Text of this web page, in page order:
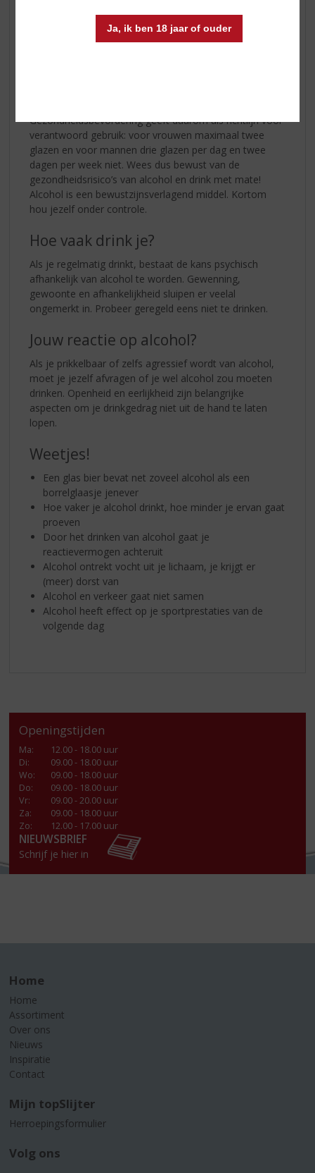
Ja, ik ben 18 jaar of ouder
Gezondheidsbevordering geeft daarom als richtlijn voor
verantwoord gebruik: voor vrouwen maximaal twee
glazen en voor mannen drie glazen per dag en twee
dagen per week niet. Wees dus bewust van de
gezondheidsrisico’s van alcohol en drink met mate!
Alcohol is een bewustzijnsverlagend middel. Kortom
hou jezelf onder controle.
Hoe vaak drink je?
Als je regelmatig drinkt, bestaat de kans psychisch
afhankelijk van alcohol te worden. Gewenning,
gewoonte en afhankelijkheid sluipen er veelal
ongemerkt in. Probeer geregeld eens niet te drinken.
Jouw reactie op alcohol?
Als je prikkelbaar of zelfs agressief wordt van alcohol,
moet je jezelf afvragen of je wel alcohol zou moeten
drinken. Openheid en eerlijkheid zijn belangrijke
aspecten om je drinkgedrag niet uit de hand te laten
lopen.
Weetjes!
Een glas bier bevat net zoveel alcohol als een
borrelglaasje jenever
Hoe vaker je alcohol drinkt, hoe minder je ervan gaat
proeven
Door het drinken van alcohol gaat je
reactievermogen achteruit
Alcohol ontrekt vocht uit je lichaam, je krijgt er
(meer) dorst van
Alcohol en verkeer gaat niet samen
Alcohol heeft effect op je sportprestaties van de
volgende dag
Openingstijden
Ma:
12.00 - 18.00 uur
Di:
09.00 - 18.00 uur
Wo:
09.00 - 18.00 uur
Do:
09.00 - 18.00 uur
Vr:
09.00 - 20.00 uur
Za:
09.00 - 18.00 uur
Zo:
12.00 - 17.00 uur
NIEUWSBRIEF
Schrijf je hier in
Home
Home
Assortiment
Over ons
Nieuws
Inspiratie
Contact
Mijn topSlijter
Herroepingsformulier
Volg ons